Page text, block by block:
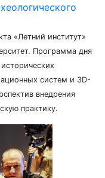
«Летний институт»
Программа дня
систем и 3D-
внедрения
практику.